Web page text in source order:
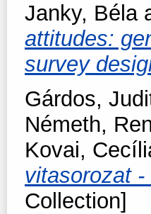
Janky, Béla
attitudes:
survey
Gárdos,
Németh,
Kovai,
vitasorozat
Collection]